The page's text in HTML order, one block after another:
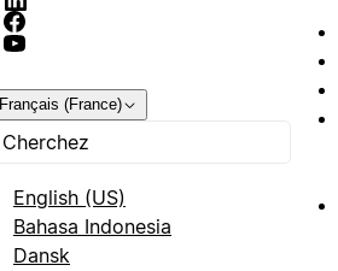
Français (France)
English (US)
Bahasa Indonesia
Dansk